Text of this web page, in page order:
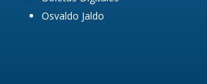
Osvaldo Jaldo